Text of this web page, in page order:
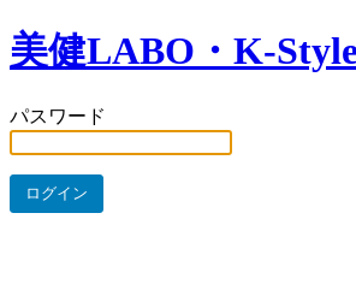
美健LABO・K-
パスワード